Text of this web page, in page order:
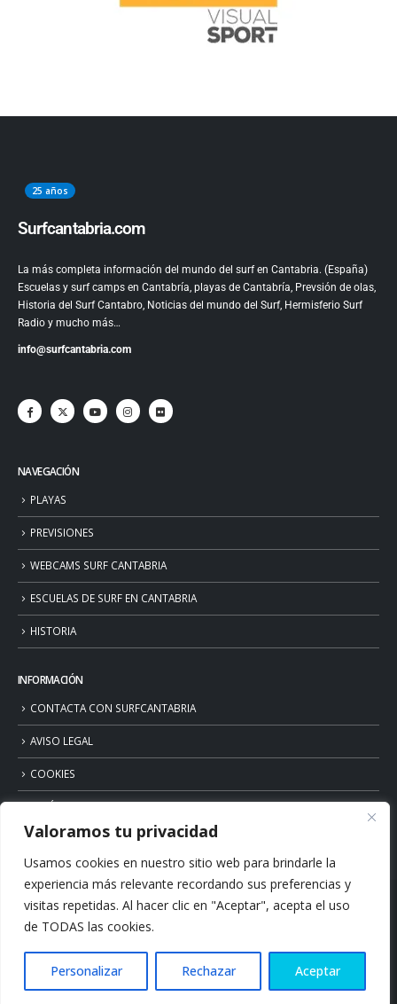
Valoramos tu privacidad
Usamos cookies en nuestro sitio web para brindarle la
experiencia más relevante recordando sus preferencias y
visitas repetidas. Al hacer clic en "Aceptar", acepta el uso
de TODAS las cookies.
Personalizar Rechazar Aceptar
25 años
Surfcantabria.com
La más completa información del mundo del surf en Cantabria. (España)
Escuelas y surf camps en Cantabría, playas de Cantabría, Prevsión de olas,
Historia del Surf Cantabro, Noticias del mundo del Surf, Hermisferio Surf
Radio y mucho más…
info@surfcantabria.com
NAVEGACIÓN
PLAYAS
PREVISIONES
WEBCAMS SURF CANTABRIA
ESCUELAS DE SURF EN CANTABRIA
HISTORIA
INFORMACIÓN
CONTACTA CON SURFCANTABRIA
AVISO LEGAL
COOKIES
POLÍTICA DE PRIVACIDAD
© Copyright 2026. Surfcantabria.com. All Rights Reserved.